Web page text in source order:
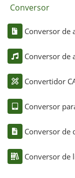
Conversor
Conversor de
Conversor de
Convertidor
Conversor
Conversor de
Conversor de